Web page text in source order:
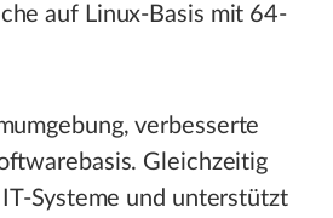
auf Linux-Basis mit 64-
verbesserte
Gleichzeitig
Systeme und unterstützt